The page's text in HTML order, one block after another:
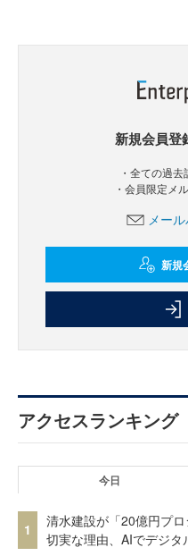
新規会員登
・全ての過
・会員限定メ
メー
新規
アクセスランキング
今日
1
清水建設が「20億円プ
切実な理由、AIでデジ